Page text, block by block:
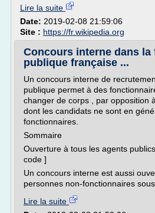
Lire la suite
Date: 2019-02-08 21:59:06
Site : https://fr.wikipedia.org
Concours interne dans la
publique française ...
Un concours interne de
publique permet à des
changer de corps , par opposition
dont les candidats ne sont en
fonctionnaires.
Sommaire
Ouverture à tous les agents
code ]
Un concours interne est aussi
personnes non-fonctionnaires
Lire la suite